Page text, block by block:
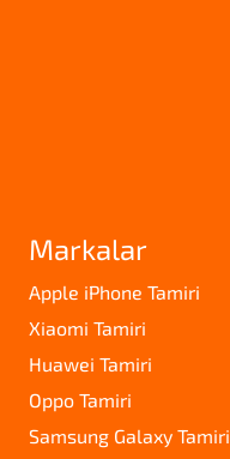
Markalar
Apple iPhone Tamiri
Xiaomi Tamiri
Huawei Tamiri
Oppo Tamiri
Samsung Galaxy Tamiri